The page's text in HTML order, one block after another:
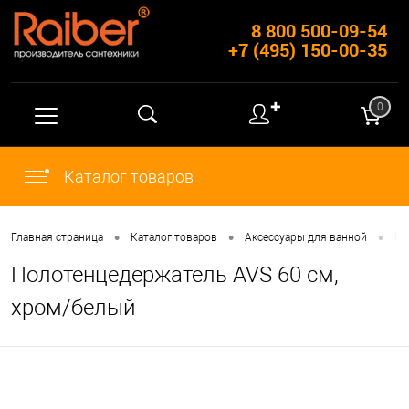
8 800 500-09-54
+7 (495) 150-00-35
✚ 0
Каталог товаров
Главная страница • Каталог товаров • Аксессуары для ванной •
Полотенцедержатель AVS 60 см,
хром/белый